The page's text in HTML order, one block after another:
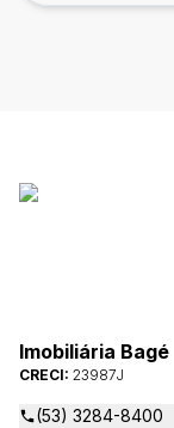
Imobiliária Bagé
CRECI: 23987J
(53) 3284-8400